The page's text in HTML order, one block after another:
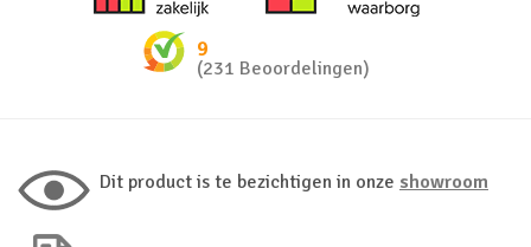
9
(231 Beoordelingen)
Dit product is te bezichtigen in onze showroom